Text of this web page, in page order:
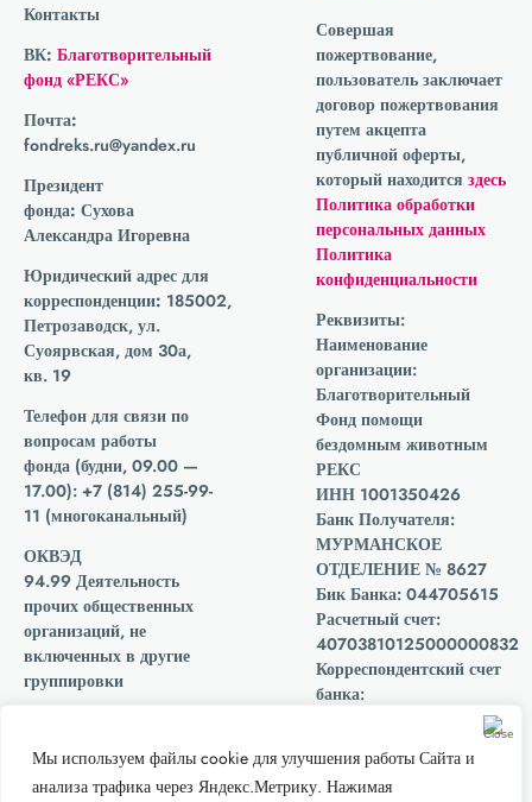
Мы используем файлы cookie для улучшения работы Сайта и
анализа трафика через Яндекс.Метрику. Нажимая
Контакты
ВК: Благотворительный
фонд «РЕКС»
Почта:
fondreks.ru@yandex.ru
Президент
фонда: Сухова
Александра Игоревна
Юридический адрес для
корреспонденции: 185002,
Петрозаводск, ул.
Суоярвская, дом 30а,
кв. 19
Телефон для связи по
вопросам работы
фонда (будни, 09.00 —
17.00): +7 (814) 255-99-
11 (многоканальный)
ОКВЭД
94.99 Деятельность
прочих общественных
организаций, не
включенных в другие
группировки
прозрачности
Благотворительного
Совершая
пожертвование,
пользователь заключает
договор пожертвования
путем акцепта
публичной оферты,
который находитсяздесь
Политика обработки
персональных данных
Политика
конфиденциальности
Реквизиты:
Наименование
организации:
Благотворительный
Фонд помощи
бездомным животным
РЕКС
ИНН 1001350426
Банк Получателя:
МУРМАНСКОЕ
ОТДЕЛЕНИЕ № 8627
Бик Банка: 044705615
Расчетный счет:
40703810125000000832
Корреспондентский счет
банка:
30101810300000000615
ОГРН 1201000006910